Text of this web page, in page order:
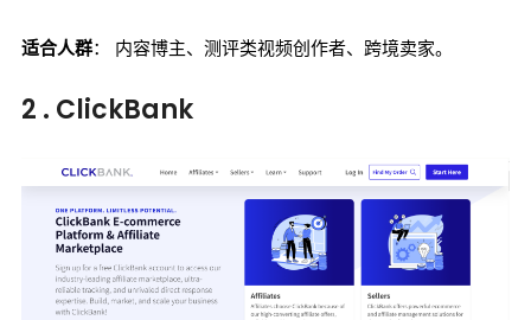
适合人群： 内容博主、测评类视频创作者、跨境卖家。
2 . ClickBank